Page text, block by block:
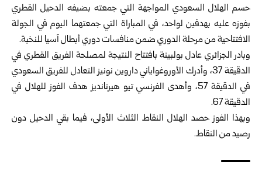
حسم الهلال السعودي المواجهة التي جمعته بضيفه الدحيل القطري
بفوزه عليه بهدفين لواحد، في المباراة التي جمعتهما اليوم في الجولة
الافتتاحية من مرحلة الدوري ضمن منافسات دوري أبطال آسيا للنخبة.
وبادر الجزائري عادل بولبينة بافتتاح النتيجة لمصلحة الفريق القطري في
الدقيقة 37، وأدرك الأوروغواياني داروين نونيز التعادل للفريق السعودي
في الدقيقة 57، وأهدى الفرنسي تيو هيرنانديز هدف الفوز للهلال في
الدقيقة 67.
وبهذا الفوز حصد الهلال النقاط الثلاث الأولى، فيما بقي الدحيل دون
رصيد من النقاط.